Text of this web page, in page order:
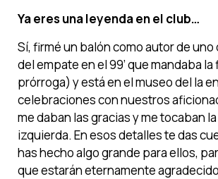
Ya eres una leyenda en el club…
Sí, firmé un balón como autor de
del empate en el 99’ que mandaba la
prórroga) y está en el museo del la
celebraciones con nuestros
me daban las gracias y me tocaban
izquierda. En esos detalles te das
has hecho algo grande para ellos,
que estarán eternamente